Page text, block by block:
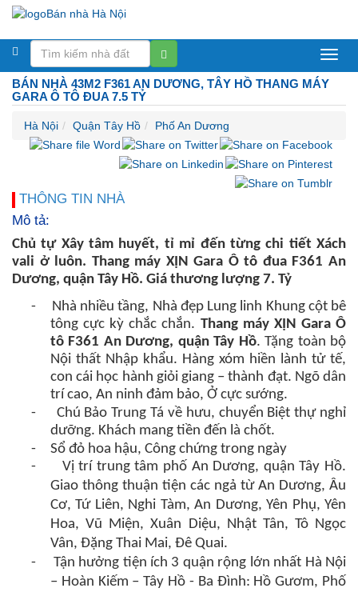
Bán
nhà
Nội
BÁN NHÀ 43M2 F361 AN DƯƠNG, TÂY HỒ THANG MÁY
GARA Ô TÔ ĐUA 7.5 TỶ
Hà Nội Quận Tây Hồ Phố An Dương
THÔNG TIN NHÀ
Mô tả:
Chủ tự Xây tâm huyết, tỉ mỉ đến từng chi tiết Xách
vali ở luôn. Thang máy XỊN Gara Ô tô đua F361 An
Dương, quận Tây Hồ. Giá thương lượng 7. Tỷ
-
Nhà nhiều tầng, Nhà đẹp Lung linh Khung cột bê
tông cực kỳ chắc chắn. Thang máy XỊN Gara Ô
tô F361 An Dương, quận Tây Hồ. Tặng toàn bộ
Nội thất Nhập khẩu. Hàng xóm hiền lành tử tế,
con cái học hành giỏi giang – thành đạt. Ngõ dân
trí cao, An ninh đảm bảo, Ở cực sướng.
-
Chú Bảo Trung Tá về hưu, chuyển Biệt thự nghỉ
dưỡng. Khách mang tiền đến là chốt.
-
Sổ đỏ hoa hậu, Công chứng trong ngày
-
Vị trí trung tâm phố An Dương, quận Tây Hồ.
Giao thông thuận tiện các ngả từ An Dương, Âu
Cơ, Tứ Liên, Nghi Tàm, An Dương, Yên Phụ, Yên
Hoa, Vũ Miện, Xuân Diệu, Nhật Tân, Tô Ngọc
Vân, Đặng Thai Mai, Đê Quai.
-
Tận hưởng tiện ích 3 quận rộng lớn nhất Hà Nội
– Hoàn Kiếm – Tây Hồ - Ba Đình: Hồ Gươm, Phố